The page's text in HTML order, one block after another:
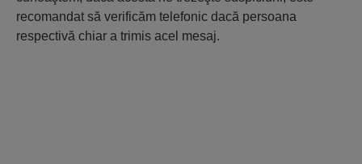
recomandat să verificăm telefonic dacă persoana
respectivă chiar a trimis acel mesaj.